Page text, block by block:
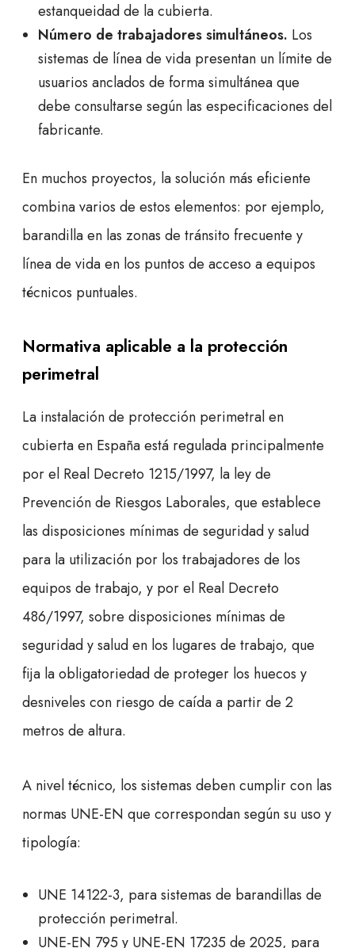
estanqueidad de la cubierta.
Número de trabajadores simultáneos. Los
sistemas de línea de vida presentan un límite de
usuarios anclados de forma simultánea que
debe consultarse según las especificaciones del
fabricante.
En muchos proyectos, la solución más eficiente
combina varios de estos elementos: por ejemplo,
barandilla en las zonas de tránsito frecuente y
línea de vida en los puntos de acceso a equipos
técnicos puntuales.
Normativa aplicable a la protección
perimetral
La instalación de protección perimetral en
cubierta en España está regulada principalmente
por el Real Decreto 1215/1997, la ley de
Prevención de Riesgos Laborales, que establece
las disposiciones mínimas de seguridad y salud
para la utilización por los trabajadores de los
equipos de trabajo, y por el Real Decreto
486/1997, sobre disposiciones mínimas de
seguridad y salud en los lugares de trabajo, que
fija la obligatoriedad de proteger los huecos y
desniveles con riesgo de caída a partir de 2
metros de altura.
A nivel técnico, los sistemas deben cumplir con las
normas UNE-EN que correspondan según su uso y
tipología:
UNE 14122-3, para sistemas de barandillas de
protección perimetral.
UNE-EN 795 y UNE-EN 17235 de 2025, para